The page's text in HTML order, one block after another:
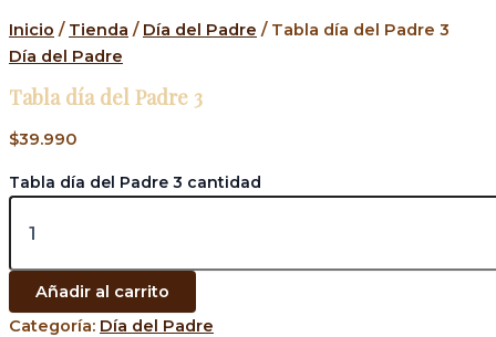
Inicio / Tienda / Día del Padre / Tabla día del Padre 3
Día del Padre
Tabla día del Padre 3
$39.990
Tabla día del Padre 3 cantidad
Añadir al carrito
Categoría: Día del Padre